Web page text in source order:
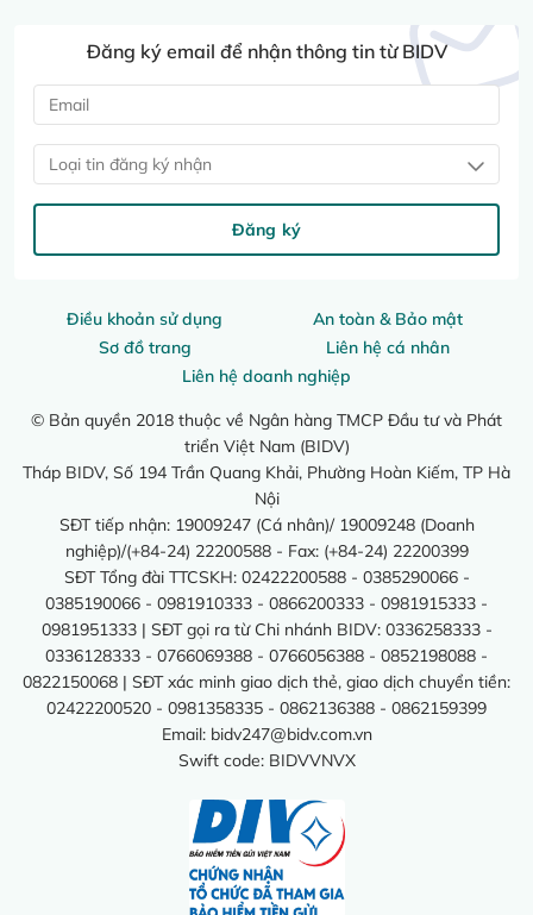
Điều khoản sử dụng
An toàn & Bảo mật
Sơ đồ trang
Liên hệ cá nhân
Liên hệ doanh nghiệp
© Bản quyền 2018 thuộc về Ngân hàng TMCP Đầu tư và Phát
triển Việt Nam (BIDV)
Tháp BIDV, Số 194 Trần Quang Khải, Phường Hoàn Kiếm, TP Hà
Nội
SĐT tiếp nhận: 19009247 (Cá nhân)/ 19009248 (Doanh
nghiệp)/(+84-24) 22200588 - Fax: (+84-24) 22200399
SĐT Tổng đài TTCSKH: 02422200588 - 0385290066 -
0385190066 - 0981910333 - 0866200333 - 0981915333 -
0981951333 | SĐT gọi ra từ Chi nhánh BIDV: 0336258333 -
0336128333 - 0766069388 - 0766056388 - 0852198088 -
0822150068 | SĐT xác minh giao dịch thẻ, giao dịch chuyển tiền:
02422200520 - 0981358335 - 0862136388 - 0862159399
Email: bidv247@bidv.com.vn
Swift code: BIDVVNVX
Đăng ký email để nhận thông tin từ BIDV
Loại tin đăng ký nhận
Đăng ký